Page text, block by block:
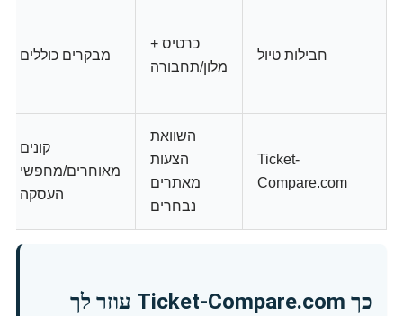
חבילות טיול
כרטיס +
מלון/תחבורה
מבקרים כוללים
Ticket-
Compare.com
השוואת
הצעות
מאתרים
נבחרים
קונים
מאוחרים/מחפשי
העסקה
כך Ticket-Compare.com עוזר לך